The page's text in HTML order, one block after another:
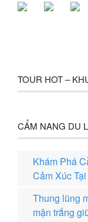
TOUR HOT –
CẨM NANG DU
Khám Phá
Cảm Xúc
Thung lũng
mận trắng